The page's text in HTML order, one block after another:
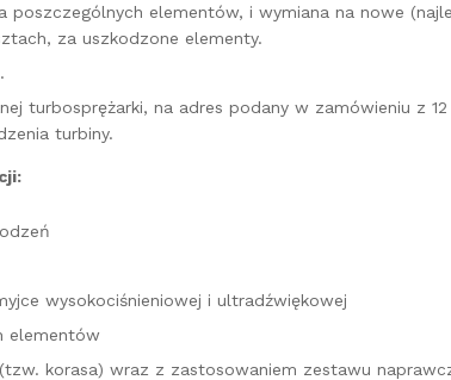
poszczególnych elementów, i wymiana na nowe
za uszkodzone elementy.
turbosprężarki, na adres podany w zamówieniu
turbiny.
wysokociśnieniowej i ultradźwiękowej
elementów
(tzw. korasa) wraz z zastosowaniem zestawu